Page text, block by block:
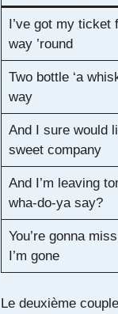
I’ve got my ticket
way ’round
Two bottle ‘a
way
And I sure would
sweet company
And I’m leaving
wha-do-ya say?
You’re gonna
I’m gone
Le deuxième